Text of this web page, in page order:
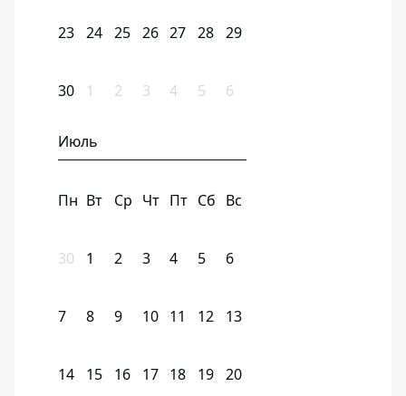
23 24 25 26 27 28 29
30 1 2 3 4 5 6
Июль
Пн Вт Ср Чт Пт Сб Вс
30 1 2 3 4 5 6
7 8 9 10 11 12 13
14 15 16 17 18 19 20